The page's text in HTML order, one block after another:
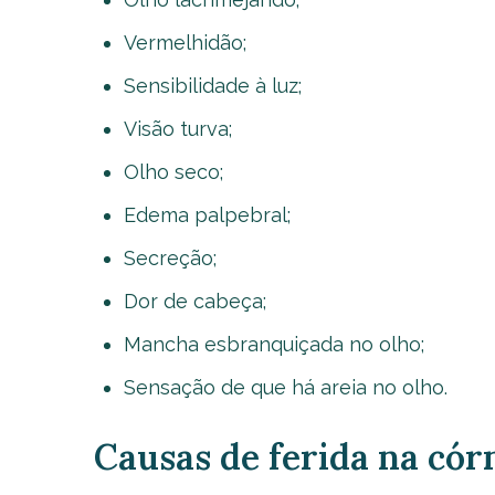
Vermelhidão;
Sensibilidade à luz;
Visão turva;
Olho seco;
Edema palpebral;
Secreção;
Dor de cabeça;
Mancha esbranquiçada no olho;
Sensação de que há areia no olho.
Causas de ferida na